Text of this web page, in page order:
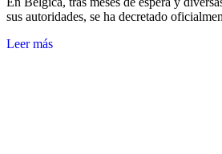
sus autoridades, se ha decretado
Leer más